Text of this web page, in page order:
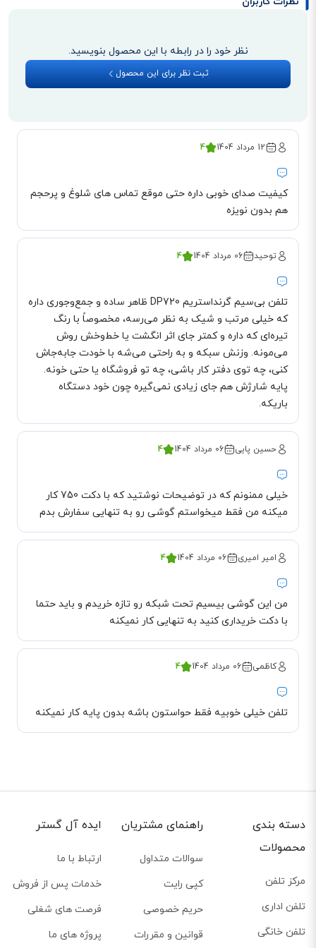
به هم وصل کرد.
بسته تا 50 متر و در فضای باز تا 300 متر نسبت به پایه مرکزی را ساپورت می‌کند.
به این نکته توجه کنید که هر یک گوشی DP720 می‌تواند تا 10 عدد
کیفیت صدای تلفن بیسیم DP720
گرنداستریم برای تلفن DP720 کیفیت صدای Full HD
را درنظر گرفته است. کیفیت
صدا هم برای صحبت کردن با گوشی و هخم برای صحبت کردن با اسپیکر فوق‌العاده
است. به طوری که می‌توان در مواقعی که دارید کاری انجام می‌دهید با زدن کلید
Speaker که در قسمت پایین و سمت چپ تلفن قرار گرفته، صدا را به‌طور واضح و
شفاف از بلندگوی گوشی بشنوید.
همچنین این تلفن با داشتن
هدست را فراهم کرده است. صحب کردن بات هدست برای مشاغلی که با
سیستم‌های کامپیوتر سر و کار دارند گزینه‌ مناسبی بوده و به صورتدست آزاد
کنفرانس سه طرفه در تلفن DP720
درسته که تلفن
تا 5 عدد گوشی پشتیبانی می‌شود، ولی برای مکالمه همزمان تا 3 نفر را بیشتر
پشتیبانی نمی‌کند. یعنی برای اینکه سه نفر بتوانند با یکدیگر یک کنفرانس داشته
باشند و همزمان با هم صحبت کنند هیچ مشکلی ندارد.
ولی بیشتر از سه نفر امکان کنفرانس وجود ندارد. قابلیت کنفرانس سه طرفه از
مواردی است که شرکت گرنداستریم برای افزایش بهره‌وری در این محصول قرار داده
نظر خود را در رابطه با این محصول بنویسید.
ثبت نظر برای این محصول
12 مرداد 1404 4
کیفیت صدای خوبی داره حتی موقع تماس های شلوغ و پرحجم
هم بدون نویزه
توحید 06 مرداد 1404 4
تلفن بی‌سیم گرنداستریم DP720 ظاهر ساده و جمع‌وجوری داره
که خیلی مرتب و شیک به نظر می‌رسه، مخصوصاً با رنگ
تیره‌ای که داره و کمتر جای اثر انگشت یا خط‌وخش روش
می‌مونه. وزنش سبکه و به‌ راحتی می‌شه با خودت جابه‌جاش
کنی، چه توی دفتر کار باشی، چه تو فروشگاه یا حتی خونه.
پایه شارژش هم جای زیادی نمی‌گیره چون خود دستگاه
باریکه.
حسین پایی 06 مرداد 1404 4
خیلی ممنونم که در توضیحات نوشتید که با دکت 750 کار
میکنه من فقط میخواستم گوشی رو به تنهایی سفارش بدم
امیر امیری 06 مرداد 1404 4
من این گوشی بیسیم تحت شبکه رو تازه خریدم و باید حتما
با دکت خریداری کنید به تنهایی کار نمیکنه
کاظمی 06 مرداد 1404 4
تلفن خیلی خوبیه فقط حواستون باشه بدون پایه کار نمیکنه
دسته بندی
محصولات
مرکز تلفن
تلفن اداری
تلفن خانگی
راهنمای مشتریان
سوالات متداول
کپی رایت
حریم خصوصی
قوانین و مقررات
ایده آل گستر
ارتباط با ما
خدمات پس از فروش
فرصت های شغلی
پروژه های ما